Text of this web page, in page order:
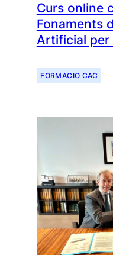
Curs online
Fonaments
Artificial per
FORMACIO CAC